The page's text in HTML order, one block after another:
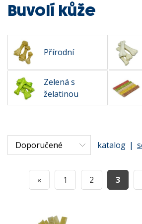
Buvolí kůže
Přírodní
Zelená s
želatinou
katalog |
« 1 2 3